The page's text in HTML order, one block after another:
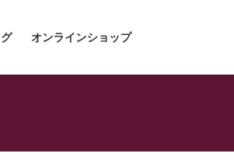
オンラインショップ